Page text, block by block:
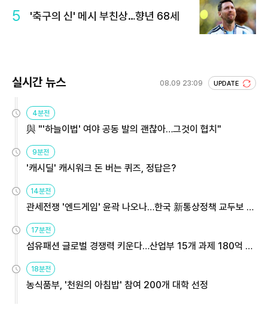
5 '축구의 신' 메시 부친상…향년 68세
실시간 뉴스 08.09 23:09 UPDATE
4분전
與 "'하늘이법' 여야 공동 발의 괜찮아…그것이 협치"
9분전
'캐시딜' 캐시워크 돈 버는 퀴즈, 정답은?
14분전
관세전쟁 '엔드게임' 윤곽 나오나…한국 新통상정책 교두보 활
용해야
17분전
섬유패션 글로벌 경쟁력 키운다…산업부 15개 과제 180억 지
원
18분전
농식품부, '천원의 아침밥' 참여 200개 대학 선정